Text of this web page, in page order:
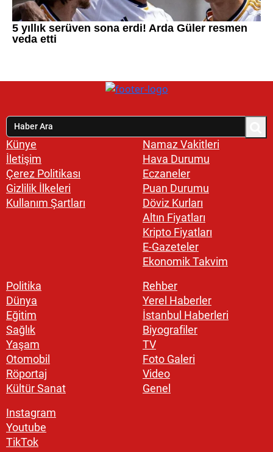
Künye
İletişim
Çerez Politikası
Gizlilik İlkeleri
Kullanım Şartları
Namaz Vakitleri
Hava Durumu
Eczaneler
Puan Durumu
Döviz Kurları
Altın Fiyatları
Kripto Fiyatları
E-Gazeteler
Ekonomik Takvim
Politika
Dünya
Eğitim
Sağlık
Yaşam
Otomobil
Röportaj
Kültür Sanat
Rehber
Yerel Haberler
İstanbul Haberleri
Biyografiler
TV
Foto Galeri
Video
Genel
Instagram
Youtube
TikTok